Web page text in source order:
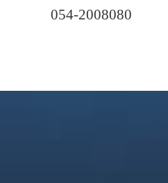
054-2008080